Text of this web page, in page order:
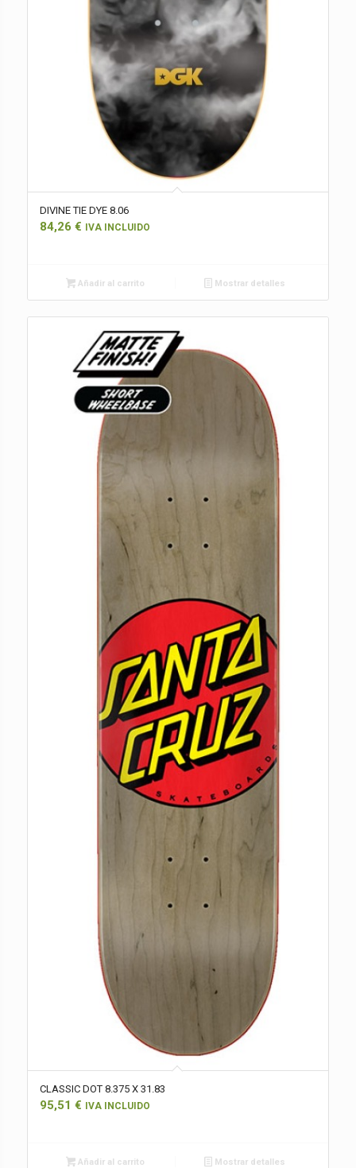
DIVINE TIE DYE 8.06
84,26 € IVA INCLUIDO
Añadir al carrito Mostrar detalles
CLASSIC DOT 8.375 X 31.83
95,51 € IVA INCLUIDO
Añadir al carrito Mostrar detalles